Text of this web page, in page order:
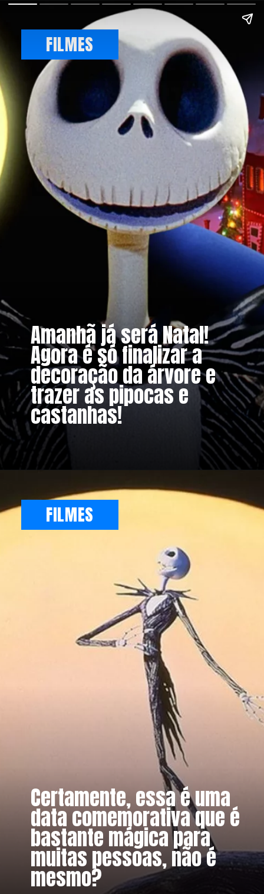
Amanhã já será Natal!
Agora é só finalizar a
decoração da árvore e
trazer as pipocas e
castanhas!
FILMES
Certamente, essa é uma
data comemorativa que é
bastante mágica para
muitas pessoas, não é
mesmo?
FILMES